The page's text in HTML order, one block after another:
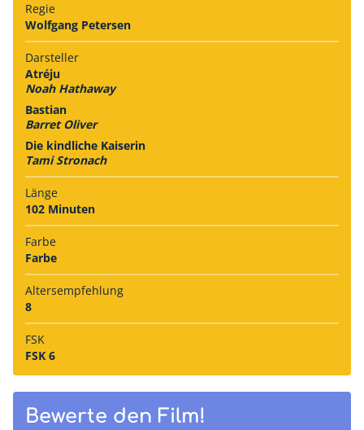
Regie
Wolfgang Petersen
Darsteller
Atréju
Noah Hathaway
Bastian
Barret Oliver
Die kindliche Kaiserin
Tami Stronach
Länge
102 Minuten
Farbe
Farbe
Alters­empfehlung
8
FSK
FSK 6
Bewerte den Film!